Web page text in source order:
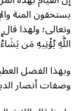
يستحقون المنة
وتعالى؛ ولهذا
اللَّهِ يُؤْتِيهِ مَن
وبهذا الفضل
وصفات أنصار